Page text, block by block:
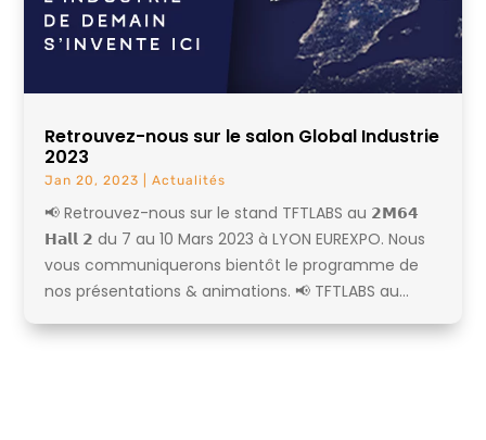
Retrouvez-nous sur le salon Global Industrie
2023
Jan 20, 2023 |Actualités
📢 Retrouvez-nous sur le stand TFTLABS au 𝟮𝗠𝟲𝟰
𝗛𝗮𝗹𝗹 𝟮 du 7 au 10 Mars 2023 à LYON EUREXPO. Nous
vous communiquerons bientôt le programme de
nos présentations & animations. 📢 TFTLABS au...